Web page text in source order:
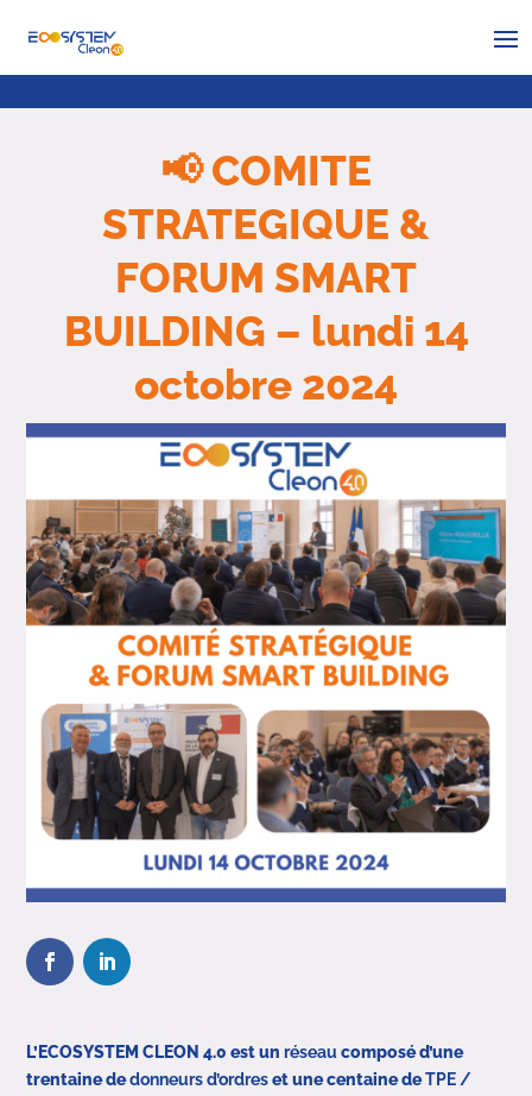
📢 COMITE
STRATEGIQUE &
FORUM SMART
BUILDING – lundi 14
octobre 2024
L’ECOSYSTEM CLEON 4.0 est unréseaucomposé d’une
trentaine dedonneurs d’ordreset une centaine deTPE /